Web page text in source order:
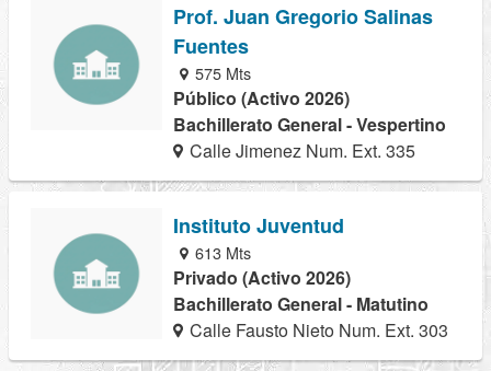
Prof. Juan Gregorio Salinas
Fuentes
575 Mts
Público (Activo 2026)
Bachillerato General - Vespertino
Calle Jimenez Num. Ext. 335
Instituto Juventud
613 Mts
Privado (Activo 2026)
Bachillerato General - Matutino
Calle Fausto Nieto Num. Ext. 303